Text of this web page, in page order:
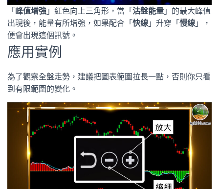
「 峰值增強 」紅色向上三角形，當「 沽盤能量 」的最大峰值
出現後，能量有所增強，如果配合「 快線 」升穿「 慢線 」，
便會出現這個訊號。
應用實例
為了觀察全盤走勢，建議把圖表範圍拉長一點，否則你只看
到有限範圍的變化。